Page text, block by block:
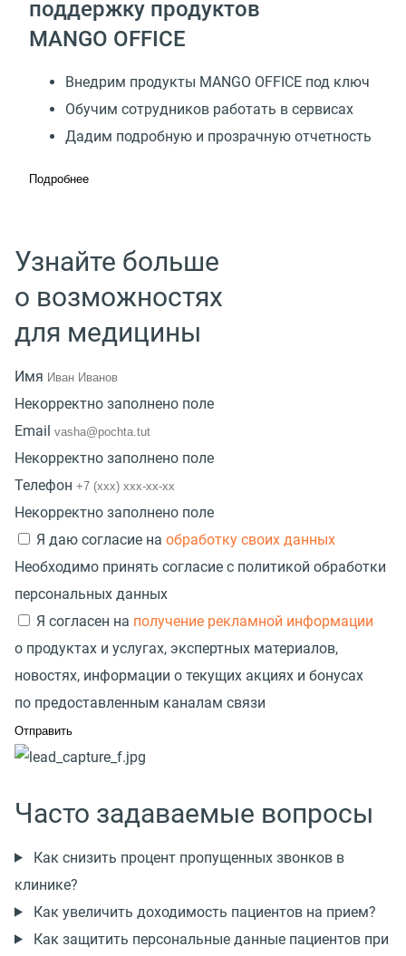
поддержку продуктов
MANGO OFFICE
Внедрим продукты MANGO OFFICE под ключ
Обучим сотрудников работать в сервисах
Дадим подробную и прозрачную отчетность
Подробнее
Узнайте больше
о возможностях
для медицины
Имя
Некорректно заполнено поле
Email
Некорректно заполнено поле
Телефон
Некорректно заполнено поле
Я даю согласие на обработку своих данных
Необходимо принять согласие с политикой обработки
персональных данных
Я согласен на получение рекламной информации
о продуктах и услугах, экспертных материалов,
новостях, информации о текущих акциях и бонусах
по предоставленным каналам связи
Часто задаваемые вопросы
Как снизить процент пропущенных звонков в
клинике?
Как увеличить доходимость пациентов на прием?
Как защитить персональные данные пациентов при